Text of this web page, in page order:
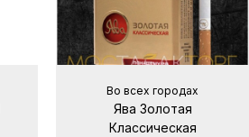
Во всех городах
Ява Золотая
Классическая